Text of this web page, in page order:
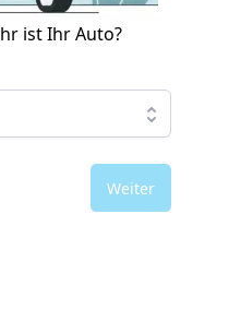
ist Ihr Auto?
Weiter